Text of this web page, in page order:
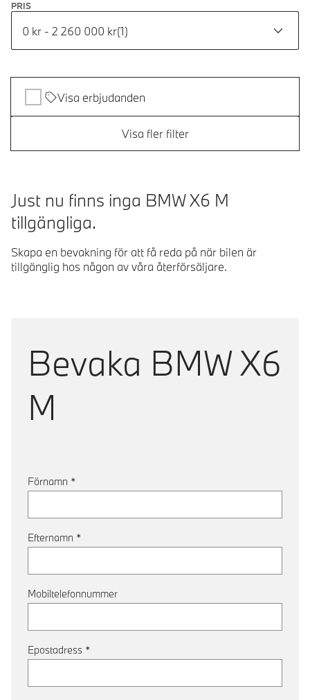
PRIS
0 kr - 2 260 000 kr(1)
Visa erbjudanden
Visa fler filter
Just nu finns inga BMW X6 M
tillgängliga.
Skapa en bevakning för att få reda på när bilen är
tillgänglig hos någon av våra återförsäljare.
Bevaka BMW X6
M
Förnamn *
Efternamn *
Mobiltelefonnummer
Epostadress *